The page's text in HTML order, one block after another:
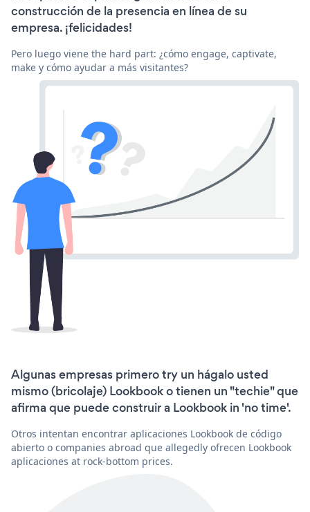
construcción de la presencia en línea de su
empresa. ¡felicidades!
Pero luego viene the hard part: ¿cómo engage, captivate,
make y cómo ayudar a más visitantes?
Algunas empresas primero try un hágalo usted
mismo (bricolaje) Lookbook o tienen un "techie" que
afirma que puede construir a Lookbook in 'no time'.
Otros intentan encontrar aplicaciones Lookbook de código
abierto o companies abroad que allegedly ofrecen Lookbook
aplicaciones at rock-bottom prices.